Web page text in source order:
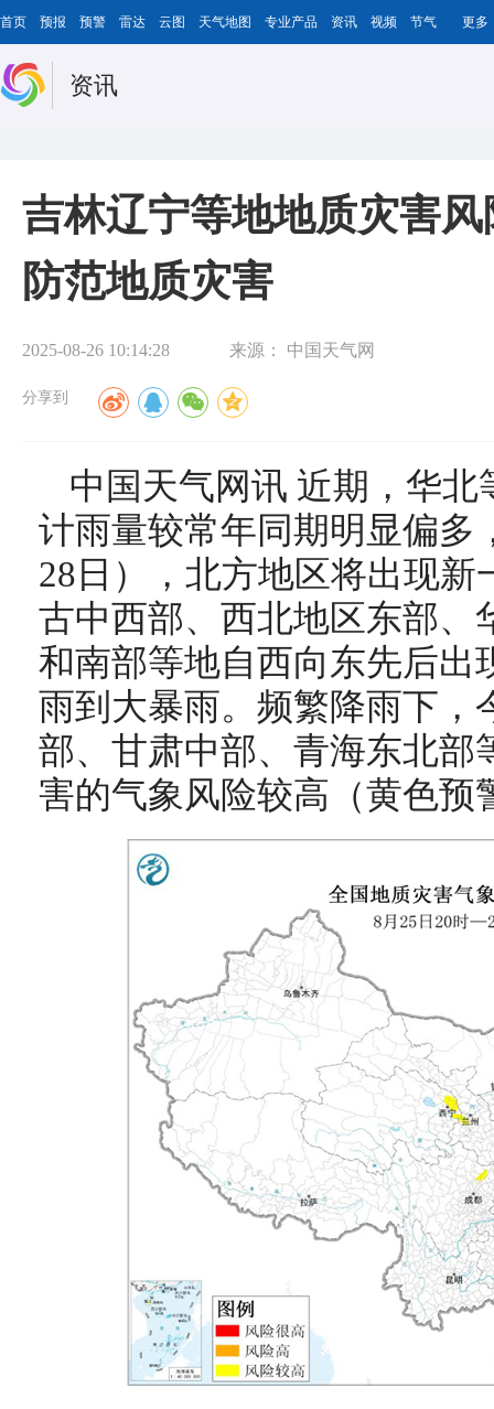
首页 预报 预警 雷达 云图 天气地图 专业产品 资讯 视频 节气 更多
资讯
吉林辽宁等地地质灾害
防范地质灾害
2025-08-26 10:14:28 来源： 中国天气网
分享到
中国天气网讯 近期，华
计雨量较常年同期明显偏多
28日）， 北方地区将出现新
古中西部、西北地区东部、
和南部等地自西向东先后出
雨到大暴雨。频繁降雨下，
部、 甘肃中部、青海东北部
害的气象风险较高（黄色预